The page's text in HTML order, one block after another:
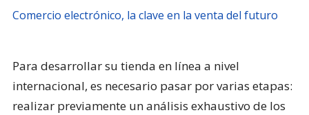
Comercio electrónico, la clave en la venta del futuro
Para desarrollar su tienda en línea a nivel
internacional, es necesario pasar por varias etapas:
realizar previamente un análisis exhaustivo de los